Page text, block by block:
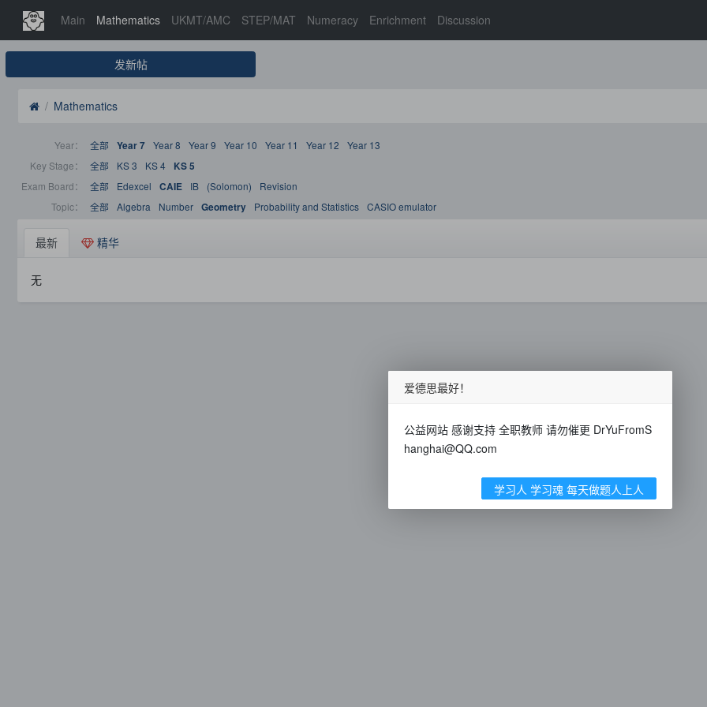
Main Mathematics UKMT/AMC STEP/MAT Numeracy Enrichment Discussion
发新帖
Mathematics
Year： 全部 Year 7 Year 8 Year 9 Year 10 Year 11 Year 12
Year 13
Key Stage：
全部 KS 3 KS 4
KS 5
Exam Board：
全部 Edexcel CAIE IB (Solomon)
Revision
Topic：
全部 Algebra Number Geometry Probability and Statistics CASIO emulator
最新 精华
无
爱德思最好！
公益网站 感谢支持 全职教师 请勿催更 DrYuFromS
hanghai@QQ.com
学习人 学习魂 每天做题人上人